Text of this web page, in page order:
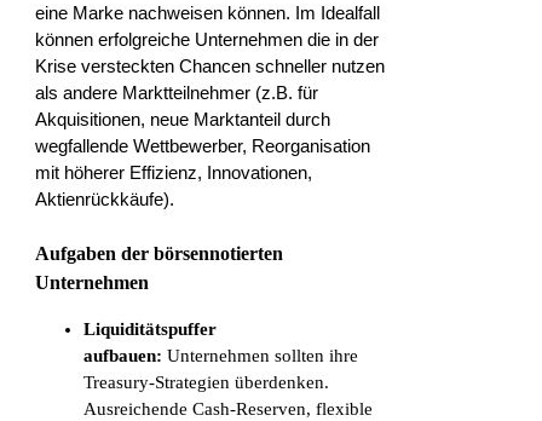
eine Marke nachweisen können. Im Idealfall
können erfolgreiche Unternehmen die in der
Krise versteckten Chancen schneller nutzen
als andere Marktteilnehmer (z.B. für
Akquisitionen, neue Marktanteil durch
wegfallende Wettbewerber, Reorganisation
mit höherer Effizienz, Innovationen,
Aktienrückkäufe).
Aufgaben der börsennotierten
Unternehmen
Liquiditätspuffer
aufbauen:Unternehmen sollten ihre
Treasury-Strategien überdenken.
Ausreichende Cash-Reserven, flexible